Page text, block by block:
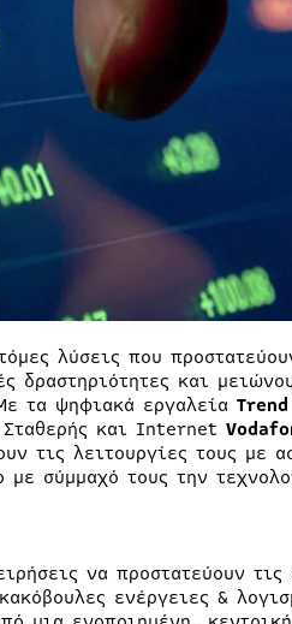
λύσεις που
δραστηριότητες και
τα ψηφιακά εργαλεία Trend
και Internet
τις λειτουργίες τους με
με σύμμαχό τους την
να προστατεύουν
ενέργειες &